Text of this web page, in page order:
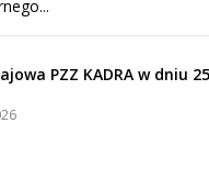
PZZ KADRA w dniu